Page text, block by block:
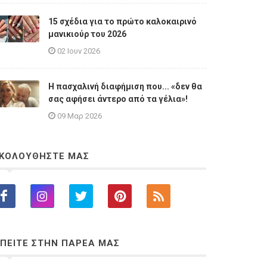
15 σχέδια για το πρώτο καλοκαιρινό
μανικιούρ του 2026
02 Ιουν 2026
Η πασχαλινή διαφήμιση που... «δεν θα
σας αφήσει άντερο από τα γέλια»!
09 Μαρ 2026
ΜΑΣ
ΣΤΗΝ ΠΑΡΕΑ ΜΑΣ